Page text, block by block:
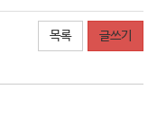
목록 글쓰기